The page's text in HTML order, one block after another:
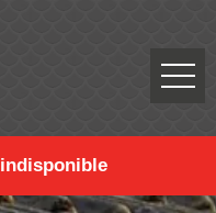
indisponible